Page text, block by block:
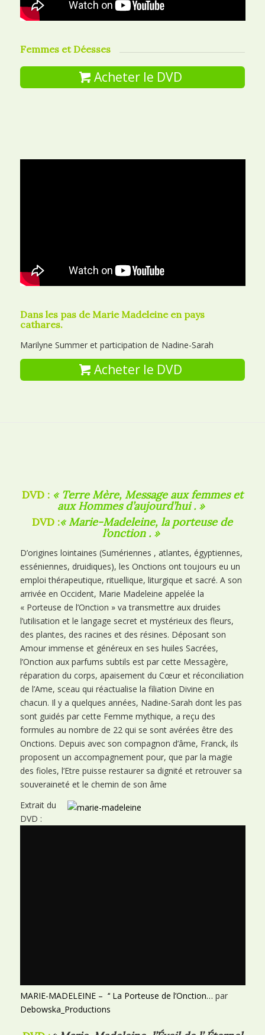
Femmes et Déesses
Acheter le DVD
Dans les pas de Marie Madeleine en pays
cathares.
Marilyne Summer et participation de Nadine-Sarah
Acheter le DVD
DVD : « Terre Mère, Message aux femmes et
aux Hommes d’aujourd’hui. »
DVD :« Marie-Madeleine, la porteuse de
l’onction. »
D’origines lointaines (Sumériennes , atlantes, égyptiennes,
esséniennes, druidiques), les Onctions ont toujours eu un
emploi thérapeutique, rituellique, liturgique et sacré. A son
arrivée en Occident, Marie Madeleine appelée la
« Porteuse de l’Onction » va transmettre aux druides
l’utilisation et le langage secret et mystérieux des fleurs,
des plantes, des racines et des résines. Déposant son
Amour immense et généreux en ses huiles Sacrées,
l’Onction aux parfums subtils est par cette Messagère,
réparation du corps, apaisement du Cœur et réconciliation
de l’Ame, sceau qui réactualise la filiation Divine en
chacun. Il y a quelques années, Nadine-Sarah dont les pas
sont guidés par cette Femme mythique, a reçu des
formules au nombre de 22 qui se sont avérées être des
Onctions. Depuis avec son compagnon d’âme, Franck, ils
proposent un accompagnement pour, que par la magie
des fioles, l’Etre puisse restaurer sa dignité et retrouver sa
souveraineté et le chemin de son âme
Extrait du
DVD :
MARIE-MADELEINE – ‘‘ La Porteuse de l’Onction… par
Debowska_Productions